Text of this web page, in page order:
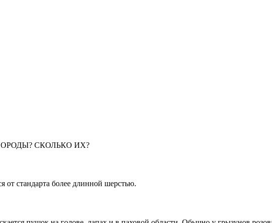
СКОЛЬКО ИХ?
от стандарта более длинной шерстью.